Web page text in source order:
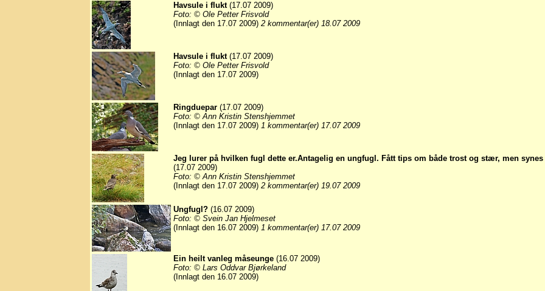
Havsule i flukt(17.07 2009)
Foto: © Ole Petter Frisvold
(Innlagt den 17.07 2009) 2 kommentar(er) 18.07 2009
Havsule i flukt(17.07 2009)
Foto: © Ole Petter Frisvold
(Innlagt den 17.07 2009)
Ringduepar (17.07 2009)
Foto: © Ann Kristin Stenshjemmet
(Innlagt den 17.07 2009) 1 kommentar(er) 17.07 2009
Jeg lurer på hvilken fugl dette er.Antagelig en ungfugl. Fått tips om både trost og stær, men
(17.07 2009)
Foto: © Ann Kristin Stenshjemmet
(Innlagt den 17.07 2009) 2 kommentar(er) 19.07 2009
Ungfugl? (16.07 2009)
Foto: © Svein Jan Hjelmeset
(Innlagt den 16.07 2009) 1 kommentar(er) 17.07 2009
Ein heilt vanleg måseunge (16.07 2009)
Foto: © Lars Oddvar Bjørkeland
(Innlagt den 16.07 2009)